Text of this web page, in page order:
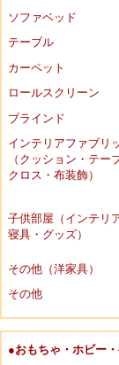
ソファベッド
テーブル
カーペット
ロールスクリーン
ブラインド
インテリアファブリ
（クッション・テー
クロス・布装飾）
子供部屋（インテリ
寝具・グッズ）
その他（洋家具）
その他
●おもちゃ・ホビー